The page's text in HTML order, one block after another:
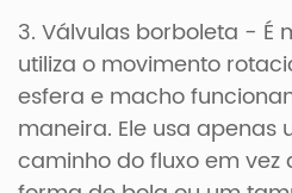
3. Válvulas borboleta - É
utiliza o movimento
esfera e macho
maneira. Ele usa apenas
caminho do fluxo em